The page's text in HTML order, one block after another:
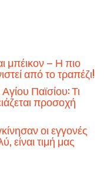
μπέικον – Η πιο
από το τραπέζι!
Παϊσίου: Τι
προσοχή
οι εγγονές
είναι τιμή μας